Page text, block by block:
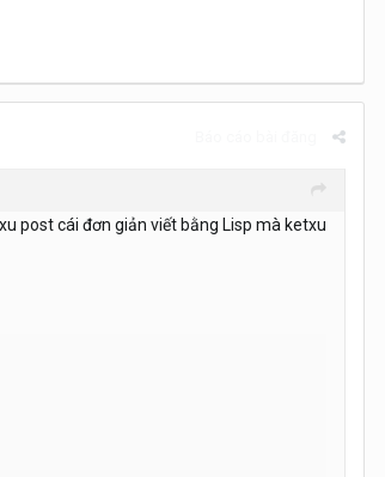
post cái đơn giản viết bằng Lisp mà ketxu